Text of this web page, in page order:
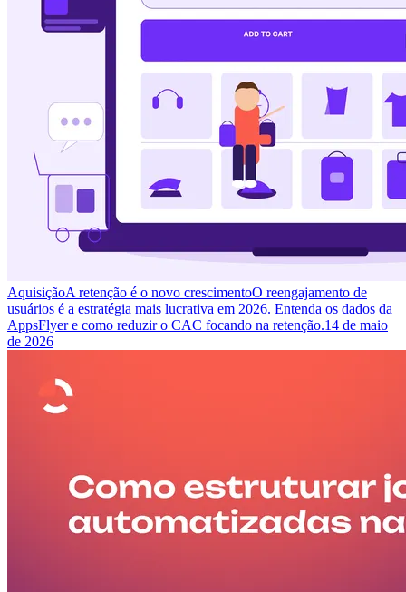
AquisiçãoA retenção é o novo crescimentoO reengajamento de
usuários é a estratégia mais lucrativa em 2026. Entenda os dados da
AppsFlyer e como reduzir o CAC focando na retenção.14 de maio
de 2026